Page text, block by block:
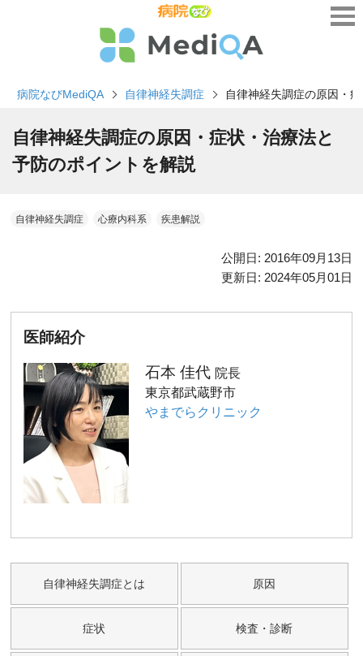
病院なびMediQA 自律神経失調症 自律神経失調症の原因・
自律神経失調症の原因・症状・治療法と
予防のポイントを解説
自律神経失調症 心療内科系 疾患解説
公開日: 2016年09月13日
更新日: 2024年05月01日
医師紹介
石本 佳代 院長
東京都武蔵野市
やまでらクリニック
自律神経失調症とは 原因
症状 検査・診断